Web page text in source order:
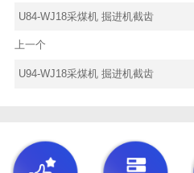
U84-WJ18采煤机 掘进机截齿
上一个
U94-WJ18采煤机 掘进机截齿